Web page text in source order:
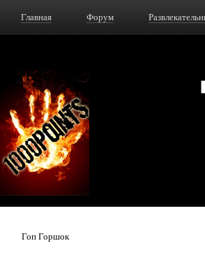
Главная Форум
Гоп Горшок